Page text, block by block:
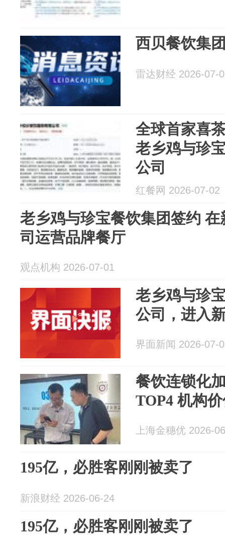
西贝餐饮集
雷达财经 2026-07-
全球首家喜
老乡鸡与珍
公司
红餐网 2026-07-02
老乡鸡与珍宝餐饮集团签约
司运营品牌餐厅
观点机构 2026-07-01
老乡鸡与珍
公司，进入
界面新闻 2026-07-
餐饮连锁化
TOP4 机构
上海金穗优 2026-
195亿，必胜客刚刚被卖了
新浪财经 2026-06-24
195亿，必胜客刚刚被卖了